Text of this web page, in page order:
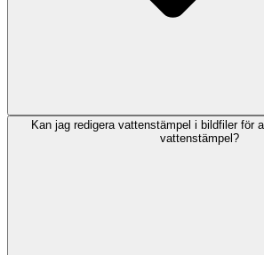
Kan jag redigera vattenstämpel i bildfiler för
vattenstämpel?